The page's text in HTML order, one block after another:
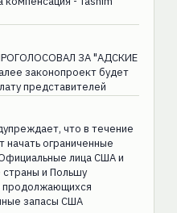
ЗА "АДСКИЕ
законопроект будет
представителей
что в течение
начать ограниченные
лица США и
страны и Польшу
запасы США